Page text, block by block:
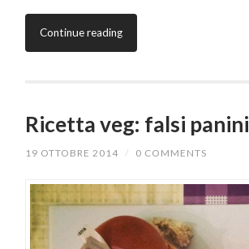
Continue reading
Ricetta veg: falsi panini
19 OTTOBRE 2014 / 0 COMMENTS